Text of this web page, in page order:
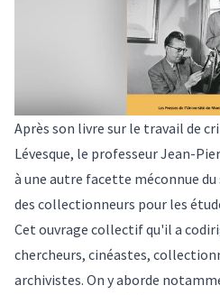
Après son livre sur le travail de
Lévesque, le professeur Jean-
à une autre facette méconnue
des collectionneurs pour les
Cet ouvrage collectif qu'il a
chercheurs, cinéastes,
archivistes. On y aborde